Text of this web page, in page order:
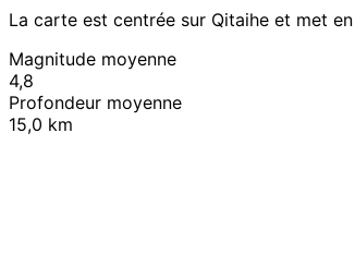
La carte est centrée sur Qitaihe et met
Magnitude moyenne
4,8
Profondeur moyenne
15,0 km